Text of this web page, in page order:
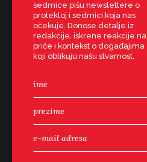
sedmice pišu newslettere o
protekloj i sedmici koja nas
očekuje. Donose detalje iz
redakcije, iskrene reakcije na
priče i kontekst o događajima
koji oblikuju našu stvarnost.